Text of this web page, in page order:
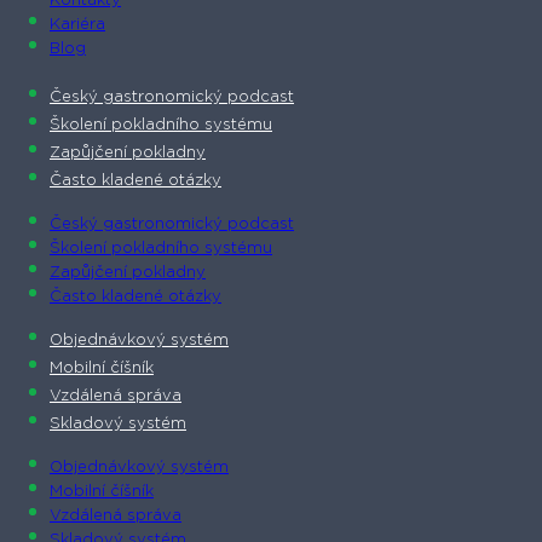
Kariéra
Blog
Český gastronomický podcast​
Školení pokladního systému
Zapůjčení pokladny
Často kladené otázky
Český gastronomický podcast​
Školení pokladního systému
Zapůjčení pokladny
Často kladené otázky
Objednávkový systém
Mobilní číšník
Vzdálená správa
Skladový systém
Objednávkový systém
Mobilní číšník
Vzdálená správa